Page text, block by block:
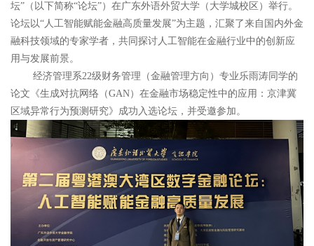
坛”（以下简称“论坛”）在广东外语外贸大学（大学城校区）举行。
论坛以“人工智能赋能金融高质量发展”为主题，汇聚了来自国内外金
融科技领域的专家学者，共同探讨人工智能在金融行业中的创新应
用与发展前景。
经济管理系22级财务管理（金融管理方向）专业乐雨涛同学的
论文《生成对抗网络（GAN）在金融市场稳定性中的应用：京津冀
区域异常行为预测研究》成功入选论坛，并受邀参加。